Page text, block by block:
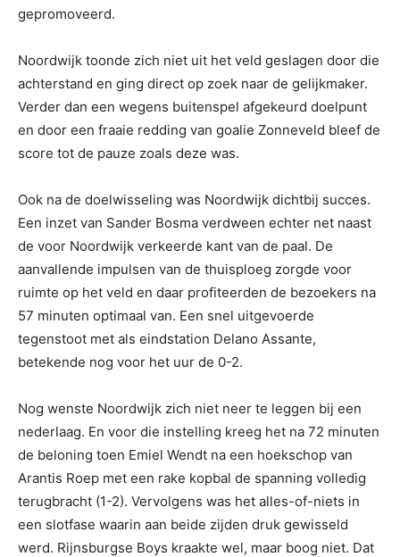
gepromoveerd.
Noordwijk toonde zich niet uit het veld geslagen door die
achterstand en ging direct op zoek naar de gelijkmaker.
Verder dan een wegens buitenspel afgekeurd doelpunt
en door een fraaie redding van goalie Zonneveld bleef de
score tot de pauze zoals deze was.
Ook na de doelwisseling was Noordwijk dichtbij succes.
Een inzet van Sander Bosma verdween echter net naast
de voor Noordwijk verkeerde kant van de paal. De
aanvallende impulsen van de thuisploeg zorgde voor
ruimte op het veld en daar profiteerden de bezoekers na
57 minuten optimaal van. Een snel uitgevoerde
tegenstoot met als eindstation Delano Assante,
betekende nog voor het uur de 0-2.
Nog wenste Noordwijk zich niet neer te leggen bij een
nederlaag. En voor die instelling kreeg het na 72 minuten
de beloning toen Emiel Wendt na een hoekschop van
Arantis Roep met een rake kopbal de spanning volledig
terugbracht (1-2). Vervolgens was het alles-of-niets in
een slotfase waarin aan beide zijden druk gewisseld
werd. Rijnsburgse Boys kraakte wel, maar boog niet. Dat